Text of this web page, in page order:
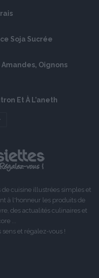
Soja Sucrée
Amandes, Oignons
Et À L’aneth
Page
de cuisine illustrées simples et
à l'honneur les produits de
des actualités culinaires et
...
et régalez-vous !